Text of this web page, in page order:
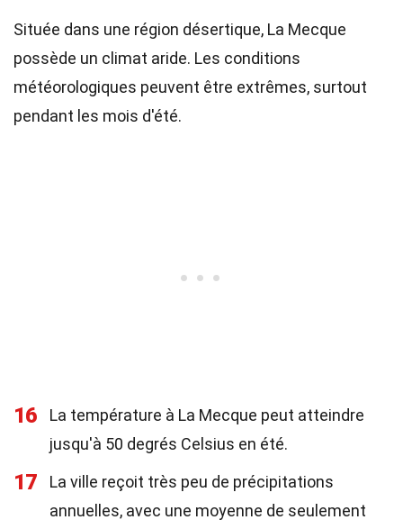
Située dans une région désertique, La Mecque
possède un climat aride. Les conditions
météorologiques peuvent être extrêmes, surtout
pendant les mois d'été.
16
La température à La Mecque peut atteindre
jusqu'à 50 degrés Celsius en été.
17
La ville reçoit très peu de précipitations
annuelles, avec une moyenne de seulement